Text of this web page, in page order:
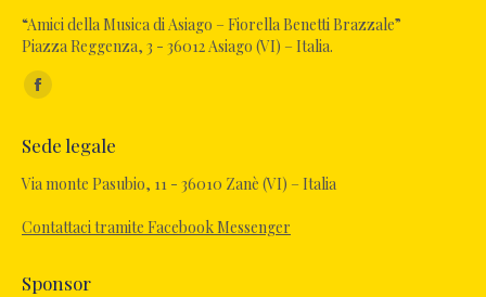
“Amici della Musica di Asiago – Fiorella Benetti Brazzale”
Piazza Reggenza, 3 - 36012 Asiago (VI) – Italia.
Ci puoi trovare su:
Sede legale
Via monte Pasubio, 11 - 36010 Zanè (VI) – Italia
Contattaci tramite Facebook Messenger
Sponsor